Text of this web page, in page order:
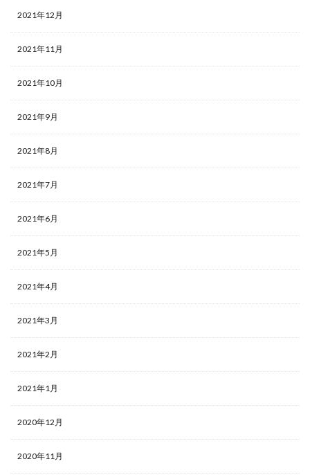
2021年12月
2021年11月
2021年10月
2021年9月
2021年8月
2021年7月
2021年6月
2021年5月
2021年4月
2021年3月
2021年2月
2021年1月
2020年12月
2020年11月